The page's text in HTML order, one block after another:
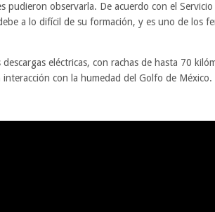
pudieron observarla. De acuerdo con el Servicio
a lo difícil de su formación, y es uno de los
eléctricas, con rachas de hasta 70
con la humedad del Golfo de México.